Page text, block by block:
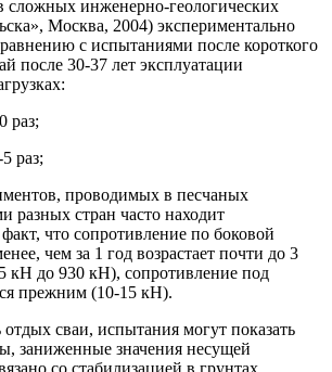
сложных инженерно-геологических
Москва, 2004) экспериментально
с испытаниями после короткого
после 30-37 лет эксплуатации
раз;
раз;
проводимых в песчаных
разных стран часто находит
что сопротивление по боковой
чем за 1 год возрастает почти до 3
кН до 930 кН), сопротивление под
прежним (10-15 кН).
сваи, испытания могут показать
заниженные значения несущей
со стабилизацией в грунтах